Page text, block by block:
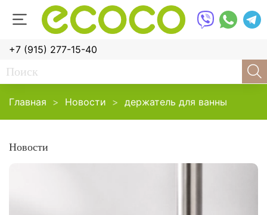
+7 (915) 277-15-40
Главная Новости держатель для ванны
Новости